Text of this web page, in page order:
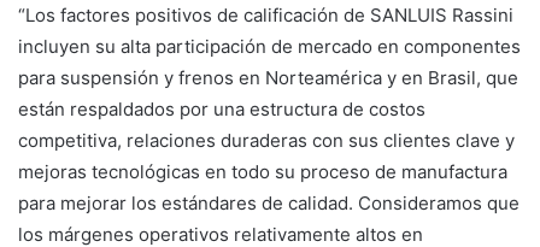
“Los factores positivos de calificación de SANLUIS Rassini
incluyen su alta participación de mercado en componentes
para suspensión y frenos en Norteamérica y en Brasil, que
están respaldados por una estructura de costos
competitiva, relaciones duraderas con sus clientes clave y
mejoras tecnológicas en todo su proceso de manufactura
para mejorar los estándares de calidad. Consideramos que
los márgenes operativos relativamente altos en